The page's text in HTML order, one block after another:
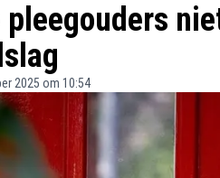
2025 om 10:54